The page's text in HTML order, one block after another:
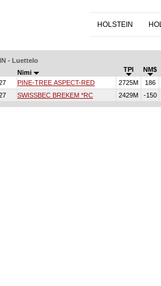
HOLSTEIN
- Luettelo
Nimi TPI
NM$
PINE-TREE ASPECT-RED 2725M
186
SWISSBEC BREKEM *RC 2429M -150